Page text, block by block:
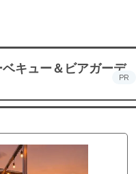
キュー＆ビアガーデ
PR